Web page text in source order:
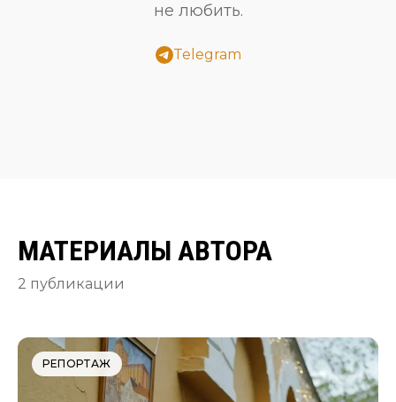
не любить.
Telegram
МАТЕРИАЛЫ АВТОРА
2 публикации
РЕПОРТАЖ